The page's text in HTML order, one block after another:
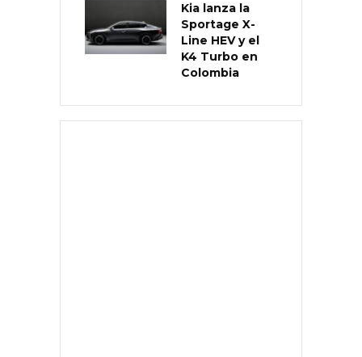
Kia lanza la
Sportage X-
Line HEV y el
K4 Turbo en
Colombia